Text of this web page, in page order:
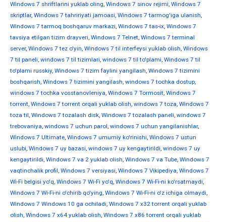
Windows 7 shriftlarini yuklab oling, Windows 7 sinov rejimi, Windows 7
skriptlar, Windows 7 tahririyati jamoasi, Windows 7 tarmog'iga ulanish,
Windows 7 tarmoq boshqaruv markazi, Windows 7 tas-ix, Windows 7
tavsiya etilgan tizim drayveri, Windows 7 Telnet, Windows 7 terminal
server, Windows 7 tez o'yin, Windows 7 til interfeysi yuklab olish, Windows
7 til paneli, windows 7 til tizimlari, windows 7 til to'plami, Windows 7 til
to'plami russkiy, Windows 7 tizim faylini yangilash, Windows 7 tizimini
boshqarish, Windows 7 tizimini yangilash, windows 7 tochka dostup,
windows 7 tochka vosstanovleniya, Windows 7 Tormosit, Windows 7
torrent, Windows 7 torrent orqali yuklab olish, windows 7 toza, Windows 7
toza til, Windows 7 tozalash disk, Windows 7 tozalash paneli, windows 7
trebovaniya, windows 7 uchun parol, windows 7 uchun yangilanishlar,
Windows 7 Ultimate, Windows 7 umumiy ko'rinishi, Windows 7 ustun
uslubi, Windows 7 uy bazasi, windows 7 uy kengaytirildi, windows 7 uy
kengaytirildi, Windows 7 va 2 yuklab olish, Windows 7 va Tube, Windows 7
vaqtinchalik profil, Windows 7 versiyasi, Windows 7 Vikipediya, Windows 7
Wi-Fi belgisi yo'q, Windows 7 Wi-Fi yo'q, Windows 7 Wi-Fi-ni ko'rsatmaydi,
Windows 7 Wi-Fi-ni o'chirib qo'ying, Windows 7 Wi-Fi-ni o'z ichiga olmaydi,
Windows 7 Windows 10 ga ochiladi, Windows 7 x32 torrent orqali yuklab
olish, Windows 7 x64 yuklab olish, Windows 7 x86 torrent orqali yuklab